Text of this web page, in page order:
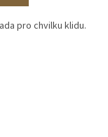
pro chvilku klidu.